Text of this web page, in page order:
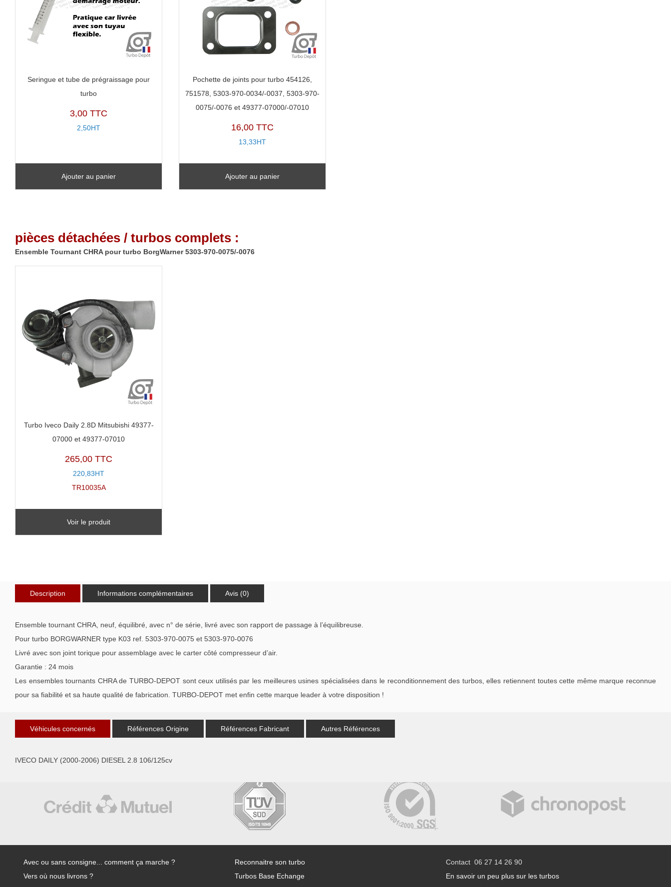
Seringue et tube de prégraissage pour
turbo
3,00 TTC
2,50HT
Ajouter au panier
Pochette de joints pour turbo 454126,
751578, 5303-970-0034/-0037, 5303-970-
0075/-0076 et 49377-07000/-07010
16,00 TTC
13,33HT
Ajouter au panier
pièces détachées / turbos complets :
Ensemble Tournant CHRA pour turbo BorgWarner 5303-970-0075/-0076
Turbo Iveco Daily 2.8D Mitsubishi 49377-
07000 et 49377-07010
265,00 TTC
220,83HT
TR10035A
Voir le produit
Description Informations complémentaires Avis (0)
Ensemble tournant CHRA, neuf, équilibré, avec n° de série, livré avec son rapport de passage à l’équilibreuse.
Pour turbo BORGWARNER type K03 ref. 5303-970-0075 et 5303-970-0076
Livré avec son joint torique pour assemblage avec le carter côté compresseur d’air.
Garantie : 24 mois
Les ensembles tournants CHRA de TURBO-DEPOT sont ceux utilisés par les meilleures usines spécialisées dans le reconditionnement des turbos, elles retiennent toutes cette même marque reconnue
pour sa fiabilité et sa haute qualité de fabrication. TURBO-DEPOT met enfin cette marque leader à votre disposition !
Véhicules concernés Références Origine Références Fabricant Autres Références
IVECO DAILY (2000-2006) DIESEL 2.8 106/125cv
Avec ou sans consigne... comment ça marche ?
Vers où nous livrons ?
Reconnaitre son turbo
Turbos Base Echange
Contact 06 27 14 26 90
En savoir un peu plus sur les turbos